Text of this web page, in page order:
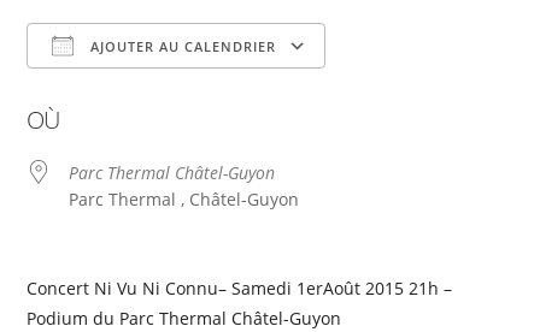
AJOUTER AU CALENDRIER
OÙ
Parc Thermal Châtel-Guyon
Parc Thermal , Châtel-Guyon
Concert Ni Vu Ni Connu– Samedi 1erAoût 2015 21h –
Podium du Parc Thermal Châtel-Guyon